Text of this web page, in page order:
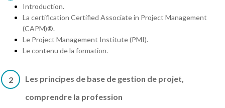
Introduction.
La certification Certified Associate in Project Management
(CAPM)®.
Le Project Management Institute (PMI).
Le contenu de la formation.
2
Les principes de base de gestion de projet,
comprendre la profession